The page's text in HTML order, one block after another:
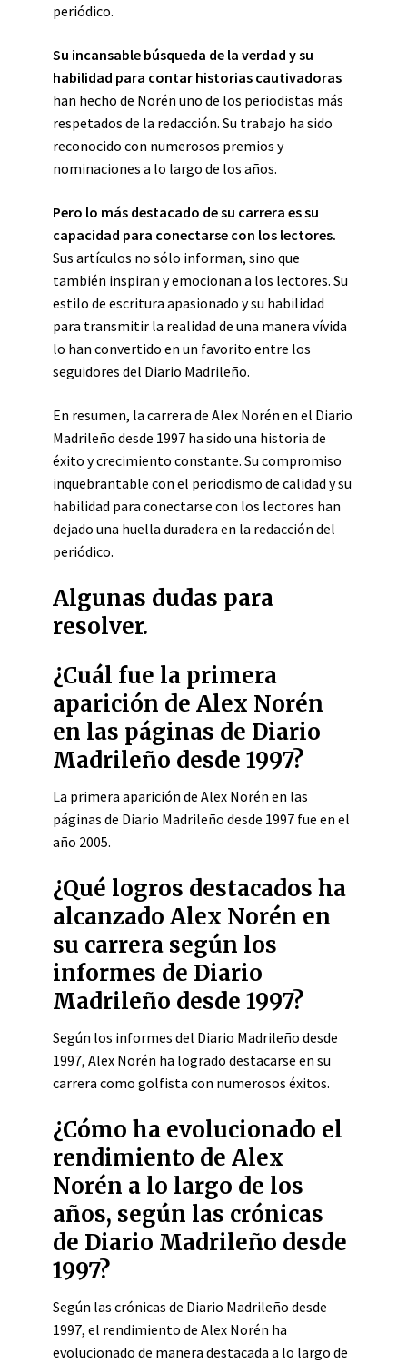
periódico.
Su incansable búsqueda de la verdad y su
habilidad para contar historias cautivadoras
han hecho de Norén uno de los periodistas más
respetados de la redacción. Su trabajo ha sido
reconocido con numerosos premios y
nominaciones a lo largo de los años.
Pero lo más destacado de su carrera es su
capacidad para conectarse con los lectores.
Sus artículos no sólo informan, sino que
también inspiran y emocionan a los lectores. Su
estilo de escritura apasionado y su habilidad
para transmitir la realidad de una manera vívida
lo han convertido en un favorito entre los
seguidores del Diario Madrileño.
En resumen, la carrera de Alex Norén en el Diario
Madrileño desde 1997 ha sido una historia de
éxito y crecimiento constante. Su compromiso
inquebrantable con el periodismo de calidad y su
habilidad para conectarse con los lectores han
dejado una huella duradera en la redacción del
periódico.
Algunas dudas para
resolver.
¿Cuál fue la primera
aparición de Alex Norén
en las páginas de Diario
Madrileño desde 1997?
La primera aparición de Alex Norén en las
páginas de Diario Madrileño desde 1997 fue en el
año 2005.
¿Qué logros destacados ha
alcanzado Alex Norén en
su carrera según los
informes de Diario
Madrileño desde 1997?
Según los informes del Diario Madrileño desde
1997, Alex Norén ha logrado destacarse en su
carrera como golfista con numerosos éxitos.
¿Cómo ha evolucionado el
rendimiento de Alex
Norén a lo largo de los
años, según las crónicas
de Diario Madrileño desde
1997?
Según las crónicas de Diario Madrileño desde
1997, el rendimiento de Alex Norén ha
evolucionado de manera destacada a lo largo de